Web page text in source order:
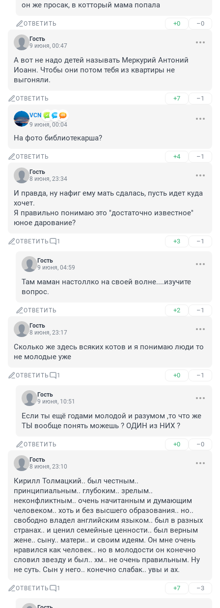
он же просак, в котторый мама попала
ОТВЕТИТЬ +0 –0
Гость
9 июня, 00:47
А вот не надо детей называть Меркурий Антоний
Иоанн. Чтобы они потом тебя из квартиры не
выгоняли.
ОТВЕТИТЬ +7 –1
VCN
9 июня, 00:04
На фото библиотекарша?
ОТВЕТИТЬ +4 –1
Гость
8 июня, 23:34
И правда, ну нафиг ему мать сдалась, пусть идет куда
хочет.
Я правильно понимаю это "достаточно известное"
юное дарование?
ОТВЕТИТЬ 1 +3 –1
Гость
9 июня, 04:59
Там маман настоллко на своей волне....изучите
вопрос.
ОТВЕТИТЬ +2 –1
Гость
8 июня, 23:17
Сколько же здесь всяких котов и я понимаю люди то
не молодые уже
ОТВЕТИТЬ 1 +0 –1
Гость
9 июня, 10:51
Если ты ещё годами молодой и разумом ,то что же
ТЫ вообще понять можешь ? ОДИН из НИХ ?
ОТВЕТИТЬ +0 –0
Гость
8 июня, 23:10
Кирилл Толмацкий.. был честным..
принципиальным.. глубоким.. зрелым..
неконфликтным.. очень начитанным и думающим
человеком.. хоть и без высшего образования.. но..
свободно владел английским языком.. был в разных
странах.. и ценил семейные ценности.. был верным
жене.. сыну.. матери.. и своим идеям. Он мне очень
нравился как человек.. но в молодости он конечно
словил звезду и был.. хм.. не очень правильным. Ну
не суть. Сын у него.. конечно слабак.. увы и ах.
ОТВЕТИТЬ 1 +7 –3